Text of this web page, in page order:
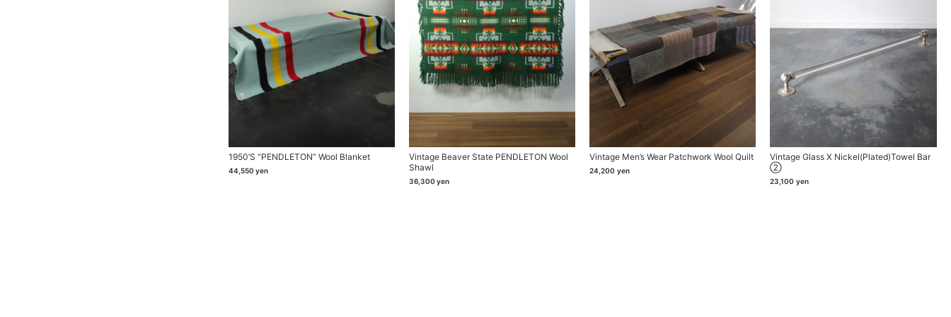
1950’s “PENDLETON” Wool Blanket
44,550 yen
Vintage Beaver State PENDLETON Wool
Shawl
36,300 yen
Vintage Men’s Wear Patchwork Wool Quilt
24,200 yen
Vintage Glass X Nickel(plated)towel Bar
②
23,100 yen